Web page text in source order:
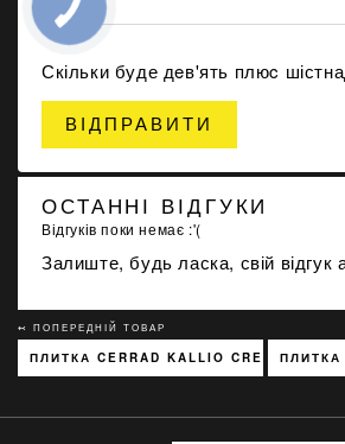
Скільки буде дeв'ять плюc
ВІДПРАВИТИ
ОСТАННІ ВІДГУКИ
Відгуків поки немає :'(
Залиште, будь ласка, свій відгук
↢ ПОПЕРЕДНІЙ ТОВАР
ПЛИТКА CERRAD KALLIO CREAM 3768
ПЛИТКА